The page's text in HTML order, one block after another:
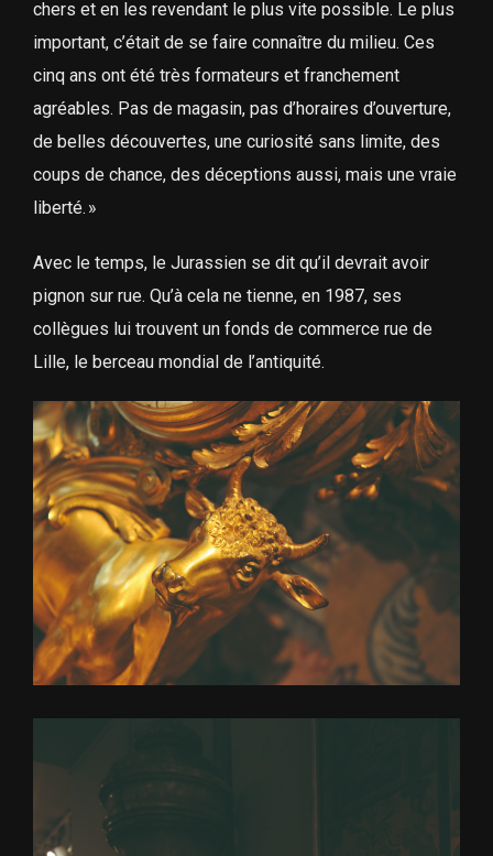
chers et en les revendant le plus vite possible. Le plus
important, c’était de se faire connaître du milieu. Ces
cinq ans ont été très formateurs et franchement
agréables. Pas de magasin, pas d’horaires d’ouverture,
de belles découvertes, une curiosité sans limite, des
coups de chance, des déceptions aussi, mais une vraie
liberté. »
Avec le temps, le Jurassien se dit qu’il devrait avoir
pignon sur rue. Qu’à cela ne tienne, en 1987, ses
collègues lui trouvent un fonds de commerce rue de
Lille, le berceau mondial de l’antiquité.